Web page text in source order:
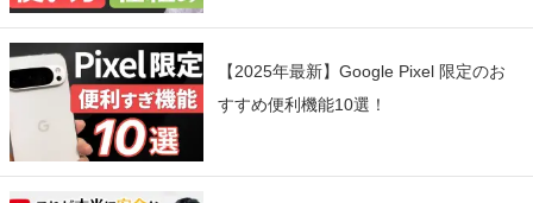
【2025年最新】Google Pixel 限定のお
すすめ便利機能10選！